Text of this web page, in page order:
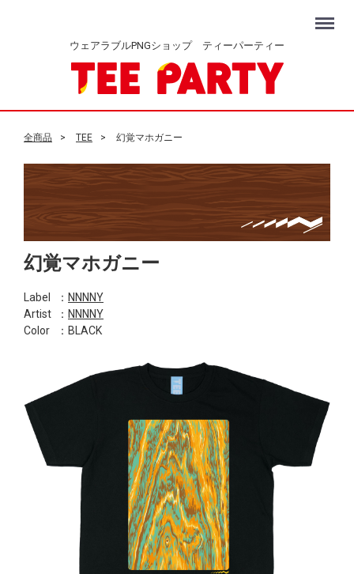
ウェアラブルPNGショップ ティーパーティー
Menu
全商品 TEE 幻覚マホガニー
幻覚マホガニー
Label ： NNNNY
Artist
： NNNNY
Color
：BLACK